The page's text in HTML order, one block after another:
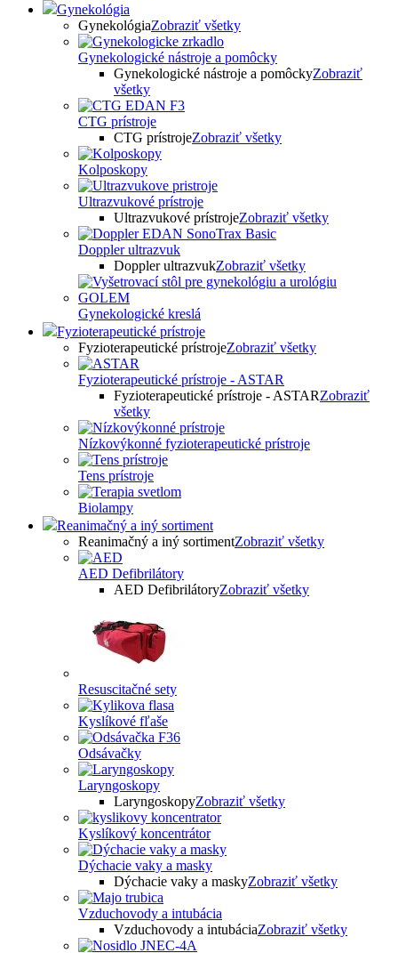
Gynekológia
GynekológiaZobraziť všetky
Gynekologické nástroje a pomôcky
Gynekologické nástroje a pomôckyZobraziť
všetky
CTG prístroje
CTG prístrojeZobraziť všetky
Kolposkopy
Ultrazvukové prístroje
Ultrazvukové prístrojeZobraziť všetky
Doppler ultrazvuk
Doppler ultrazvukZobraziť všetky
Gynekologické kreslá
Fyzioterapeutické prístroje
Fyzioterapeutické prístrojeZobraziť všetky
Fyzioterapeutické prístroje - ASTAR
Fyzioterapeutické prístroje - ASTARZobraziť
všetky
Nízkovýkonné fyzioterapeutické prístroje
Tens prístroje
Biolampy
Reanimačný a iný sortiment
Reanimačný a iný sortimentZobraziť všetky
AED Defibrilátory
AED DefibrilátoryZobraziť všetky
Resuscitačné sety
Kyslíkové fľaše
Odsávačky
Laryngoskopy
LaryngoskopyZobraziť všetky
Kyslíkový koncentrátor
Dýchacie vaky a masky
Dýchacie vaky a maskyZobraziť všetky
Vzduchovody a intubácia
Vzduchovody a intubáciaZobraziť všetky